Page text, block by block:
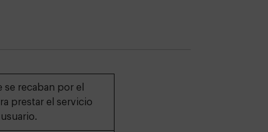
se recaban por el
prestar el servicio